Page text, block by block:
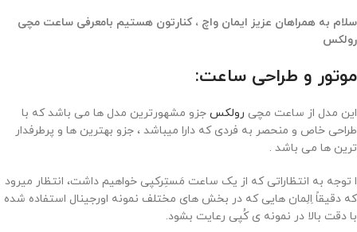
سلام به همراهان عزیز ایمان واچ ، کنارتون هستیم بامعرفی ساعت مچی
رولکس
موتور و طراحی ساعت:
این مدل از ساعت مچی رولکس جزو مشهورترین مدل ها می باشد که با
طراحی خاص و منحصر به فردی که دارا میباشد ، جزو بهترین ها و پرطرفدار
ترین ها می باشد .
ا توجه به انتظاراتی که از یک ساعت مَستِرکپی خواهیم داشت، انتظار میرود
که دقیقاً اِلِمان هایی که در بخش های مختلف نمونه اورجینال استفاده شده
با دقت بالا در نمونه ی کُپی رعایت بشود.